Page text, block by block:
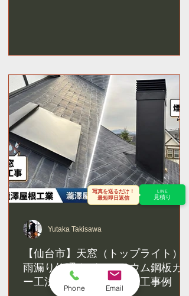
【仙台市】天窓（トップライト）の
雨漏り修理｜ガルバリウム鋼板カバ
ー工法で根本解決した施工事例
Yutaka Takisawa
Phone Email
写真を送るだけ！
最短即日返信
LINE
見積り